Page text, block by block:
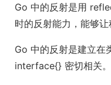
Go 中的反射是用
时的反射能力，能够让
Go 中的反射是建立在
interface{} 密切相关。